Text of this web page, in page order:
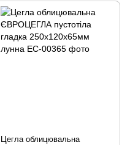
Цегла облицювальна